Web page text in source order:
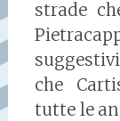
strade
che
tutte le